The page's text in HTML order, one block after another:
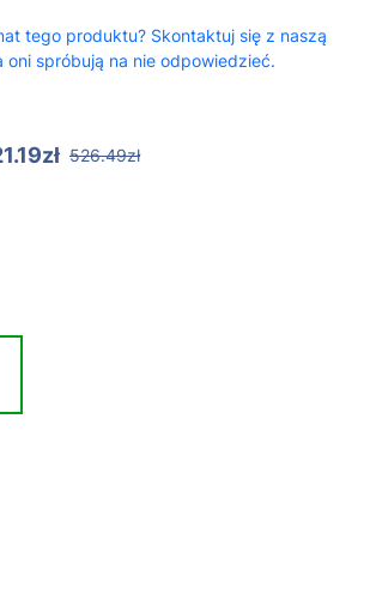
tego produktu? Skontaktuj się z naszą
oni spróbują na nie odpowiedzieć.
526.49zł